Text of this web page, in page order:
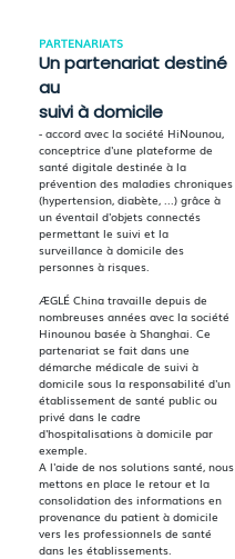
PARTENARIATS
Un partenariat destiné
au
suivi à domicile
- accord avec la société HiNounou,
conceptrice d'une plateforme de
santé digitale destinée à la
prévention des maladies chroniques
(hypertension, diabète, ...) grâce à
un éventail d'objets connectés
permettant le suivi et la
surveillance à domicile des
personnes à risques.
ÆGLÉ China travaille depuis de
nombreuses années avec la société
Hinounou basée à Shanghai. Ce
partenariat se fait dans une
démarche médicale de suivi à
domicile sous la responsabilité d'un
établissement de santé public ou
privé dans le cadre
d'hospitalisations à domicile par
exemple.
A l'aide de nos solutions santé, nous
mettons en place le retour et la
consolidation des informations en
provenance du patient à domicile
vers les professionnels de santé
dans les établissements.